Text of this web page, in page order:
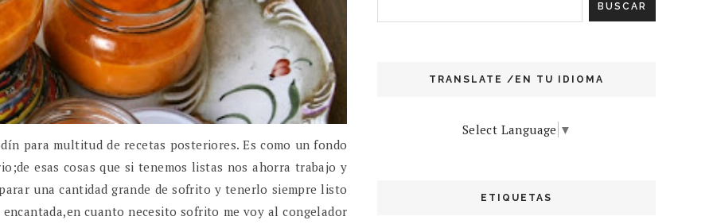
para multitud de recetas posteriores. Es como un fondo
esas cosas que si tenemos listas nos ahorra trabajo y
una cantidad grande de sofrito y tenerlo siempre listo
cuanto necesito sofrito me voy al congelador
TRANSLATE /EN TU IDIOMA
Select Language ▼
ETIQUETAS